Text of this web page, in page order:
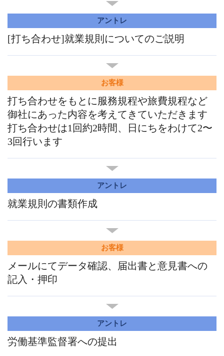
アントレ
[打ち合わせ]就業規則についてのご説明
お客様
打ち合わせをもとに服務規程や旅費規程など
御社にあった内容を考えてきていただきます
打ち合わせは1回約2時間、日にちをわけて2〜
3回行います
アントレ
就業規則の書類作成
お客様
メールにてデータ確認、届出書と意見書への
記入・押印
アントレ
労働基準監督署への提出